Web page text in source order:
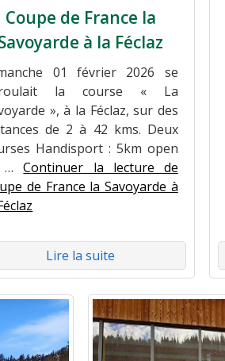
Coupe de France la
à la Féclaz
01 février 2026 se
la course « La
», à la Féclaz, sur des
de 2 à 42 kms. Deux
Handisport : 5km open
…Continuer la lecture de
de France la Savoyarde à
Lire la suite